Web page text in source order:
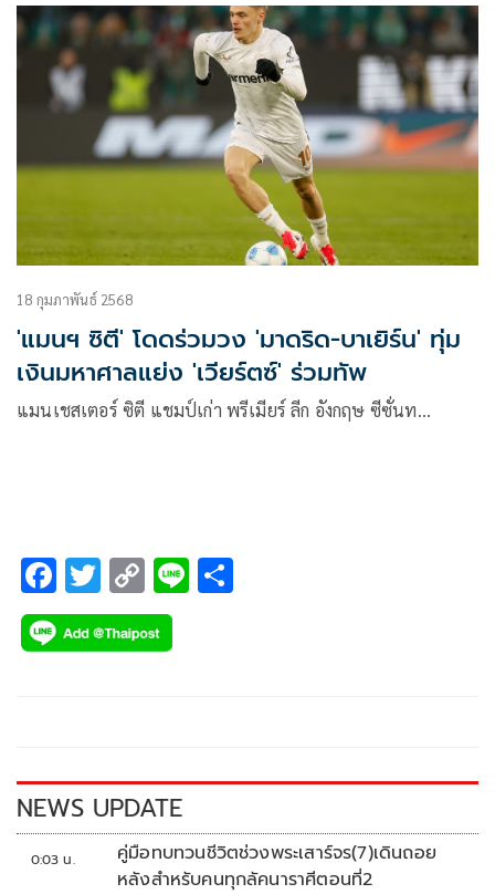
18 กุมภาพันธ์ 2568
'แมนฯ ซิตี' โดดร่วมวง 'มาดริด-บาเยิร์น' ทุ่ม
เงินมหาศาลแย่ง 'เวียร์ตซ์' ร่วมทัพ
แมนเชสเตอร์ ซิตี แชมป์เก่า พรีเมียร์ ลีก อังกฤษ ซีซั่นท…
F
ac
e
k
T
wi
tt
C
o
p
k
Li
NEWS UPDATE
0:03 น.
คู่มือทบทวนชีวิตช่วงพระเสาร์จร(7)เดินถอย
หลังสำหรับคนทุกลัคนาราศีตอนที่2